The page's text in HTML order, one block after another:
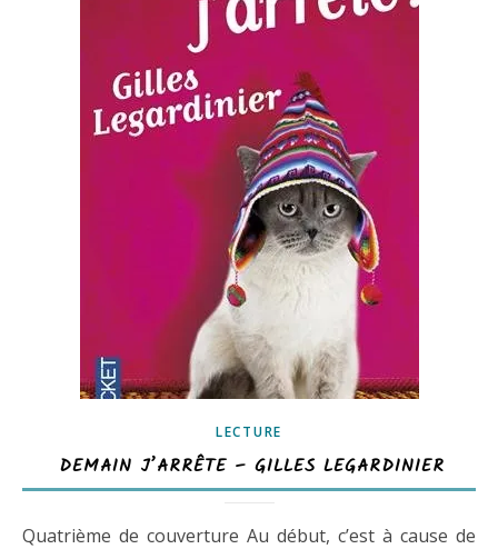
LECTURE
DEMAIN J’ARRÊTE – GILLES LEGARDINIER
Quatrième de couverture Au début, c’est à cause de